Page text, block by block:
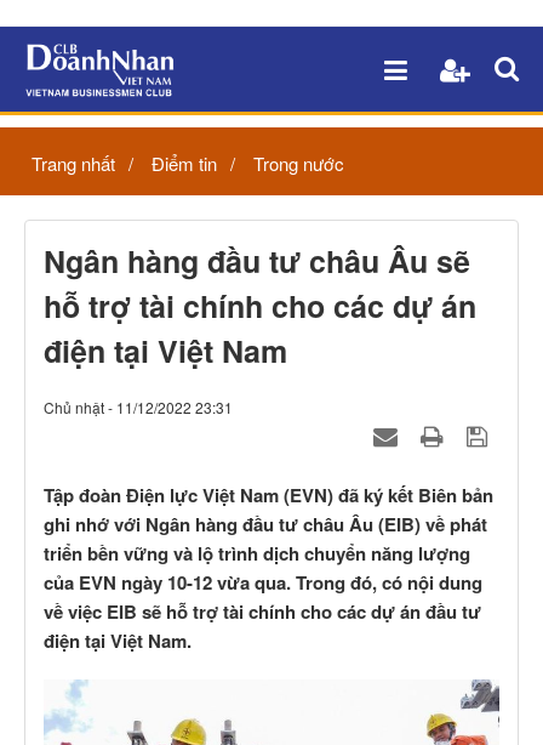
Trang nhất Điểm tin Trong nước
Ngân hàng đầu tư châu Âu sẽ
hỗ trợ tài chính cho các dự án
điện tại Việt Nam
Chủ nhật - 11/12/2022 23:31
Tập đoàn Điện lực Việt Nam (EVN) đã ký kết Biên bản
ghi nhớ với Ngân hàng đầu tư châu Âu (EIB) về phát
triển bền vững và lộ trình dịch chuyển năng lượng
của EVN ngày 10-12 vừa qua. Trong đó, có nội dung
về việc EIB sẽ hỗ trợ tài chính cho các dự án đầu tư
điện tại Việt Nam.